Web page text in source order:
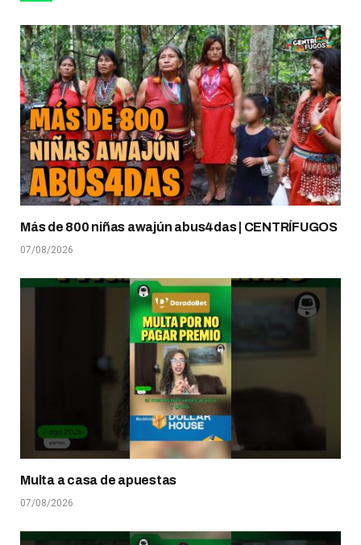
Más de 800 niñas awajún abus4das | CENTRÍFUGOS
07/08/2026
Multa a casa de apuestas
07/08/2026